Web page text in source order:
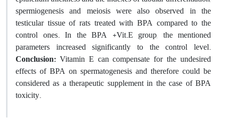
spermiogenesis and meiosis were also observed in the
testicular tissue of rats treated with BPA compared to the
control ones. In the BPA +Vit.E group, the mentioned
parameters increased significantly to the control level.
Conclusion: Vitamin E can compensate for the undesired
effects of BPA on spermatogenesis and therefore could be
considered as a therapeutic supplement in the case of BPA
toxicity.